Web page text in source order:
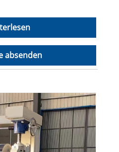
absenden